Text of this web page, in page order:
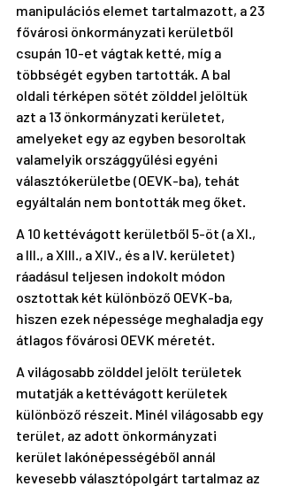
manipulációs elemet tartalmazott, a 23
fővárosi önkormányzati kerületből
csupán 10-et vágtak ketté, míg a
többségét egyben tartották. A bal
oldali térképen sötét zölddel jelöltük
azt a 13 önkormányzati kerületet,
amelyeket egy az egyben besoroltak
valamelyik országgyűlési egyéni
választókerületbe (OEVK-ba), tehát
egyáltalán nem bontották meg őket.
A 10 kettévágott kerületből 5-öt (a XI.,
a III., a XIII., a XIV., és a IV. kerületet)
ráadásul teljesen indokolt módon
osztottak két különböző OEVK-ba,
hiszen ezek népessége meghaladja egy
átlagos fővárosi OEVK méretét.
A világosabb zölddel jelölt területek
mutatják a kettévágott kerületek
különböző részeit. Minél világosabb egy
terület, az adott önkormányzati
kerület lakónépességéből annál
kevesebb választópolgárt tartalmaz az